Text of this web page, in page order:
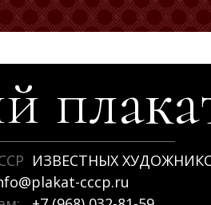
ИЗВЕСТНЫХ
cccp.ru